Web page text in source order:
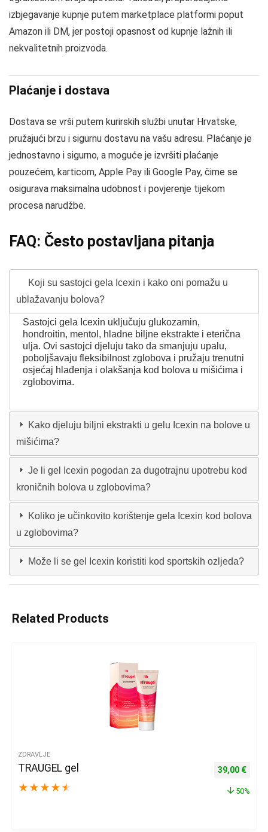
izbjegavanje kupnje putem marketplace platformi poput
Amazon ili DM, jer postoji opasnost od kupnje lažnih ili
nekvalitetnih proizvoda.
Plaćanje i dostava
Dostava se vrši putem kurirskih službi unutar Hrvatske,
pružajući brzu i sigurnu dostavu na vašu adresu. Plaćanje je
jednostavno i sigurno, a moguće je izvršiti plaćanje
pouzećem, karticom, Apple Pay ili Google Pay, čime se
osigurava maksimalna udobnost i povjerenje tijekom
procesa narudžbe.
FAQ: Često postavljana pitanja
Koji su sastojci gela Icexin i kako oni pomažu u
ublažavanju bolova?
Sastojci gela Icexin uključuju glukozamin,
hondroitin, mentol, hladne biljne ekstrakte i eterična
ulja. Ovi sastojci djeluju tako da smanjuju upalu,
poboljšavaju fleksibilnost zglobova i pružaju trenutni
osjećaj hlađenja i olakšanja kod bolova u mišićima i
zglobovima.
Kako djeluju biljni ekstrakti u gelu Icexin na bolove u
mišićima?
Je li gel Icexin pogodan za dugotrajnu upotrebu kod
kroničnih bolova u zglobovima?
Koliko je učinkovito korištenje gela Icexin kod bolova
u zglobovima?
Može li se gel Icexin koristiti kod sportskih ozljeda?
Related Products
ZDRAVLJE
TRAUGEL gel
★ ★ ★ ★ ★
Izvorna
39,00 €
50%